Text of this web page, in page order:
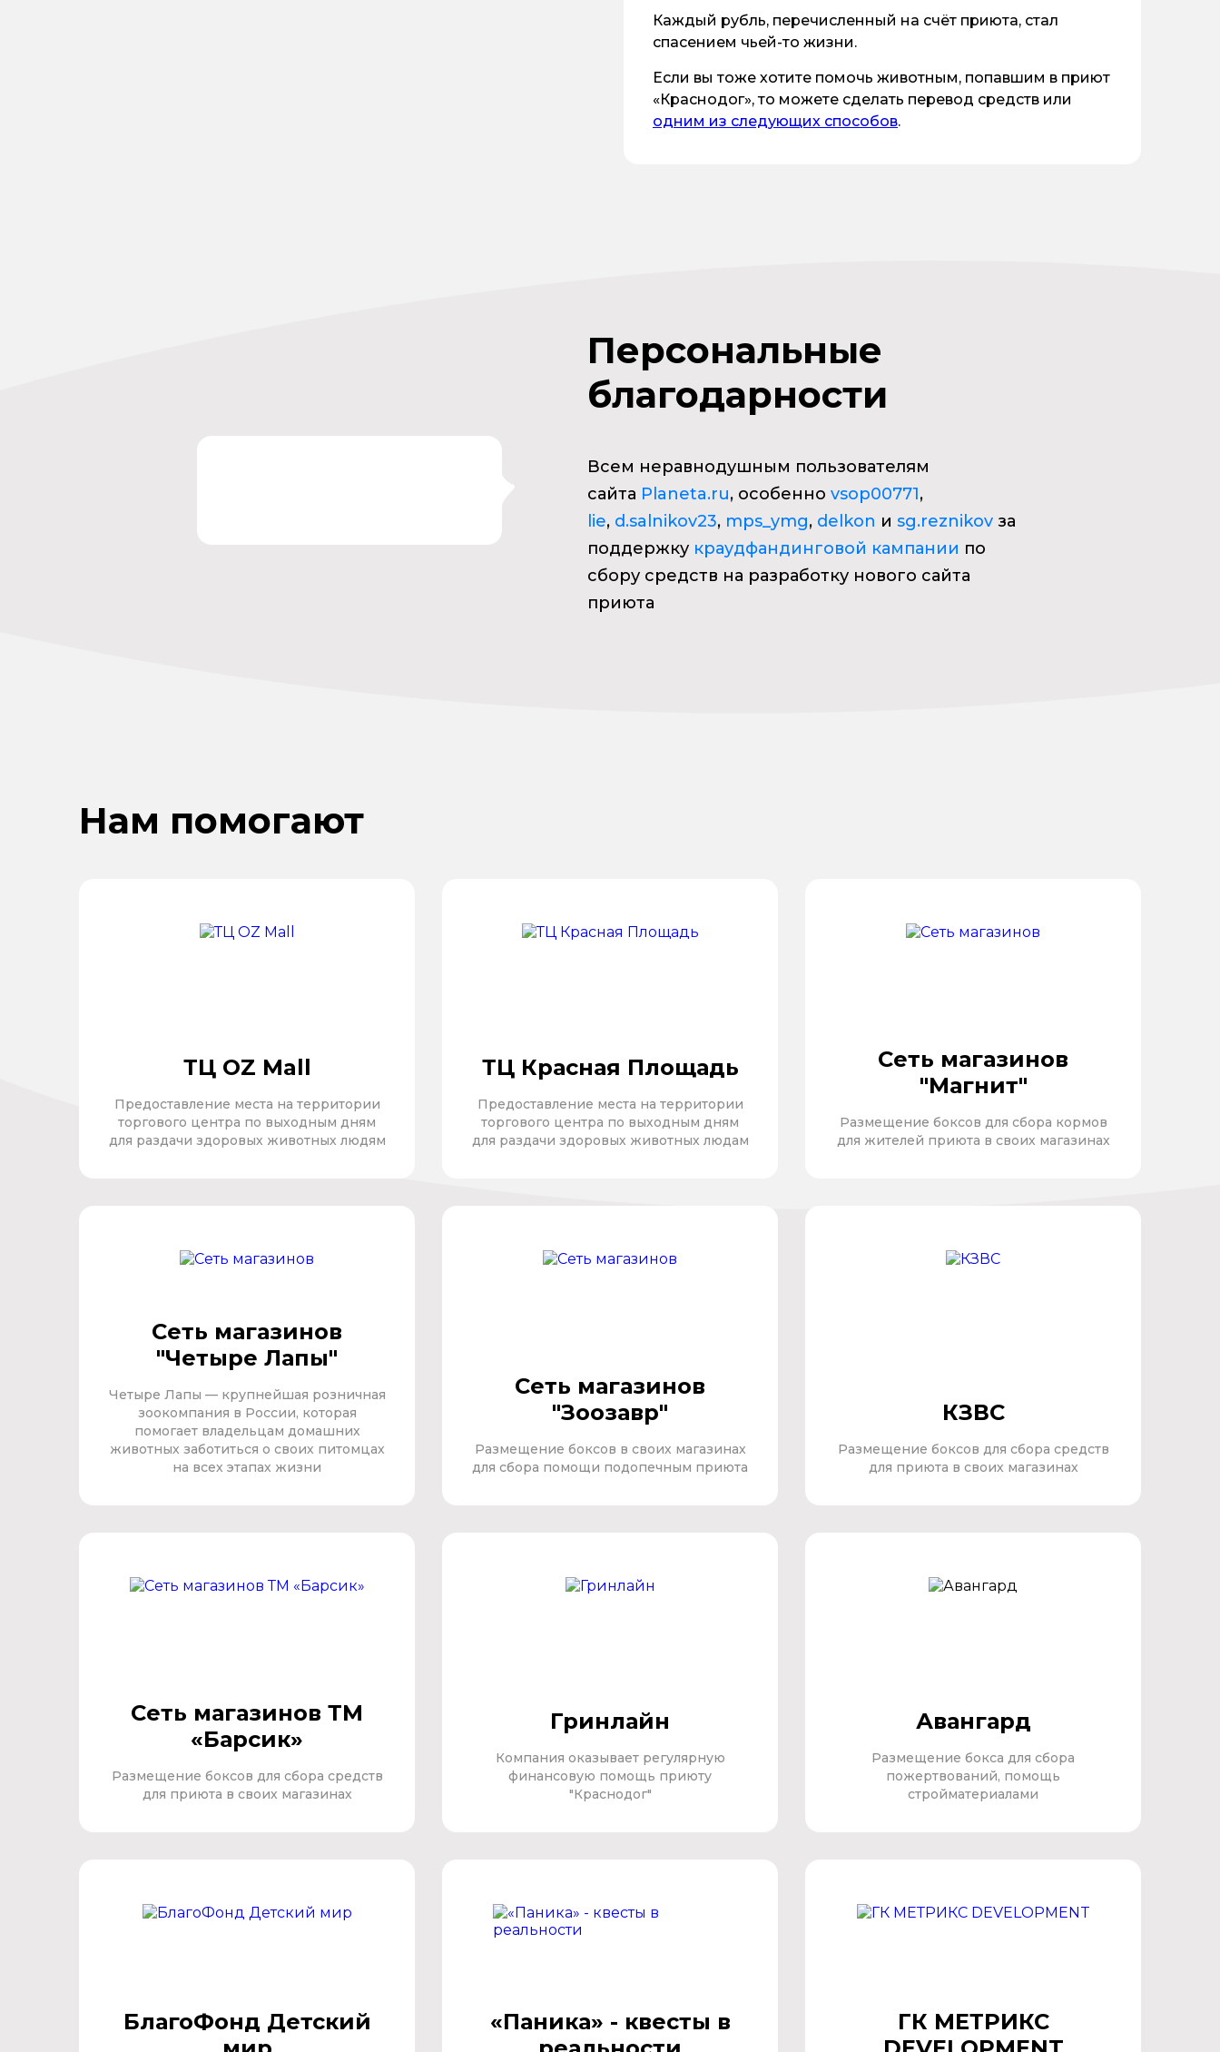
Каждый рубль, перечисленный на счёт приюта, стал
спасением чьей-то жизни.
Если вы тоже хотите помочь животным, попавшим в приют
«Краснодог», то можете сделать перевод средств или
одним из следующих способов.
Персональные
благодарности
Всем неравнодушным пользователям
сайта Planeta.ru, особенно vsop00771,
lie, d.salnikov23, mps_ymg, delkon и sg.reznikov за
поддержку краудфандинговой кампании по
сбору средств на разработку нового сайта
приюта
Нам помогают
ТЦ OZ Mall
Предоставление места на территории
торгового центра по выходным дням
для раздачи здоровых животных людям
ТЦ Красная Площадь
Предоставление места на территории
торгового центра по выходным дням
для раздачи здоровых животных людам
Сеть магазинов
"Магнит"
Размещение боксов для сбора кормов
для жителей приюта в своих магазинах
Сеть магазинов
"Четыре Лапы"
Четыре Лапы — крупнейшая розничная
зоокомпания в России, которая
помогает владельцам домашних
животных заботиться о своих питомцах
на всех этапах жизни
Сеть магазинов
"Зоозавр"
Размещение боксов в своих магазинах
для сбора помощи подопечным приюта
КЗВС
Размещение боксов для сбора средств
для приюта в своих магазинах
Сеть магазинов ТМ
«Барсик»
Размещение боксов для сбора средств
для приюта в своих магазинах
Гринлайн
Компания оказывает регулярную
финансовую помощь приюту
"Краснодог"
Авангард
Размещение бокса для сбора
пожертвований, помощь
стройматериалами
БлагоФонд Детский
«Паника» - квесты в
ГК МЕТРИКС